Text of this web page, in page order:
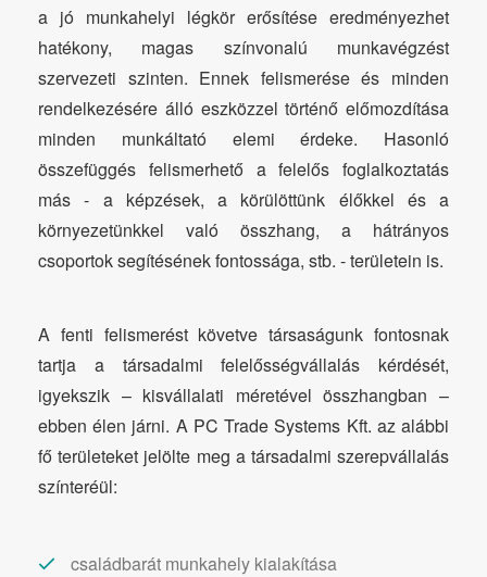
a jó munkahelyi légkör erősítése eredményezhet
hatékony, magas színvonalú munkavégzést
szervezeti szinten. Ennek felismerése és minden
rendelkezésére álló eszközzel történő előmozdítása
minden munkáltató elemi érdeke. Hasonló
összefüggés felismerhető a felelős foglalkoztatás
más - a képzések, a körülöttünk élőkkel és a
környezetünkkel való összhang, a hátrányos
csoportok segítésének fontossága, stb. - területein is.
A fenti felismerést követve társaságunk fontosnak
tartja a társadalmi felelősségvállalás kérdését,
igyekszik – kisvállalati méretével összhangban –
ebben élen járni. A PC Trade Systems Kft. az alábbi
fő területeket jelölte meg a társadalmi szerepvállalás
színteréül:
családbarát munkahely kialakítása